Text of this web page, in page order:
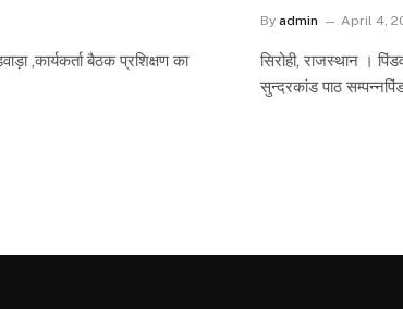
,कार्यकर्ता बैठक प्रशिक्षण का
By admin April 4,
सिरोही, राजस्थान ।
सुन्दरकांड पाठ